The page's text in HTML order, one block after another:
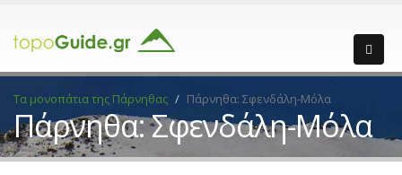
Τα μονοπάτια της Πάρνηθας Πάρνηθα: Σφενδάλη-Μόλα
Πάρνηθα: Σφενδάλη-Μόλα